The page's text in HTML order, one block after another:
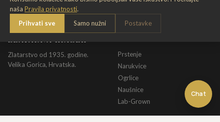
Chat
naša Pravila privatnosti.
Prihvati sve
Samo nužni Postavke
Zlatarstvo od 1935. godine.
Velika Gorica, Hrvatska.
Prstenje
Narukvice
Ogrlice
Naušnice
Lab-Grown